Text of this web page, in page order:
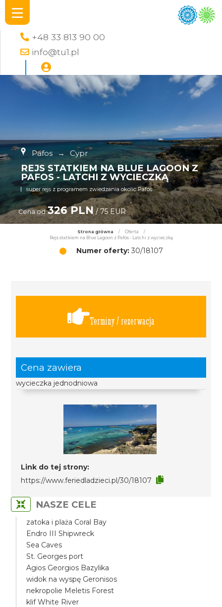
+48 33 813 90 00
info@tu1.pl
Pafos → Cypr
REJS STATKIEM NA BLUE LAGOON Z
PAFOS - LATCHI Z WYCIECZKĄ
super rejs z programem zwiedzania okolic Pafos
Cena od 326 PLN/ 75 EUR
Strona główna / Oferta
/
Rejs statkiem na Blue Lagoon z Pafos - Latchi z wycieczką
Numer oferty:30/18107
Terminy / rezerwacja
Cena zawiera
wycieczka jednodniowa
Link do tej strony:
https://www.feriedladzieci.pl/30/18107
NASZE CELE
zatoka i plaża Coral Bay
Endro III Shipwreck
Sea Caves
St. Georges port
Agios Georgios Bazylika
widok na wyspę Geronisos
nekropolie Meletis Forest
klif White River